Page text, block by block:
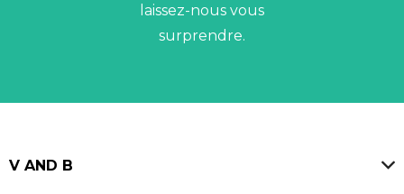
laissez-nous vous
surprendre.
V AND B